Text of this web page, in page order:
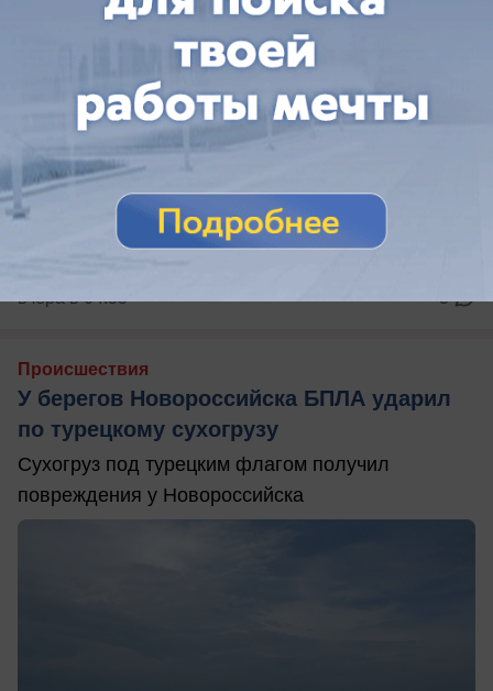
вчера в 04:55 3
Происшествия
У берегов Новороссийска БПЛА ударил
по турецкому сухогрузу
Сухогруз под турецким флагом получил
повреждения у Новороссийска